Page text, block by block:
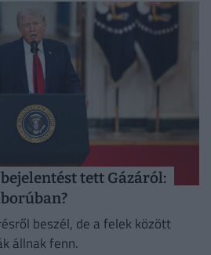
tett Gázáról:
beszél, de a felek között
állnak fenn.